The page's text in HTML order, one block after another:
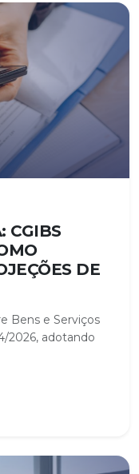
CGIBS
DE
Bens e Serviços
2026, adotando